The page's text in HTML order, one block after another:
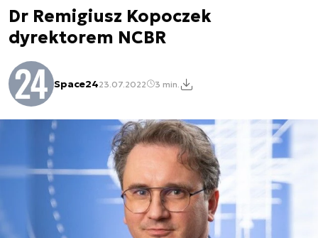
Dr Remigiusz Kopoczek
dyrektorem NCBR
Space2423.07.2022 3 min.